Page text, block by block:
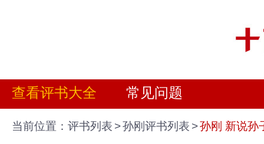
查看评书大全 常见问题
当前位置： 评书列表 >孙刚评书列表 >孙刚 新说孙